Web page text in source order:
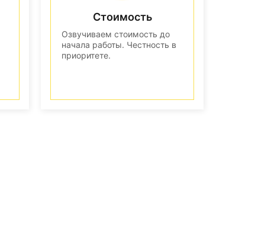
Стоимость
Озвучиваем стоимость до
начала работы. Честность в
приоритете.